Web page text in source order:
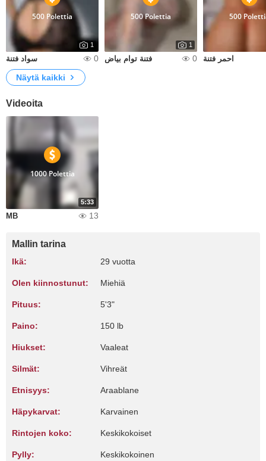
500 Polettia
1
سواد فتنة 0
500 Polettia
1
فتنة توام بياض 0
500
احمر فتنة
Näytä kaikki
Videoita
5:33
1000 Polettia
MB 13
Mallin tarina
Ikä: 29 vuotta
Olen kiinnostunut: Miehiä
Pituus: 5'3"
Paino: 150 lb
Hiukset: Vaaleat
Silmät: Vihreät
Etnisyys: Araablane
Häpykarvat: Karvainen
Rintojen koko: Keskikokoiset
Pylly: Keskikokoinen